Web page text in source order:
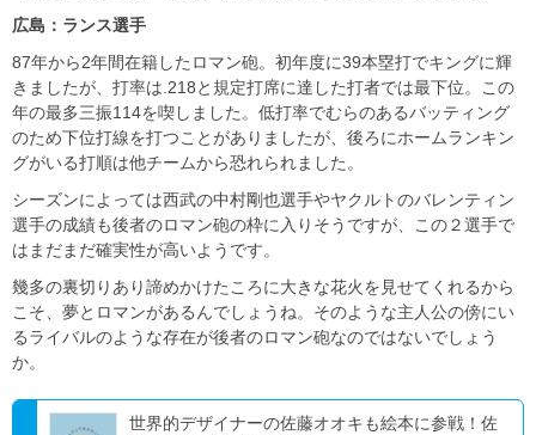
広島：ランス選手
87年から2年間在籍したロマン砲。初年度に39本塁打でキングに輝
きましたが、打率は.218と規定打席に達した打者では最下位。この
年の最多三振114を喫しました。低打率でむらのあるバッティング
のため下位打線を打つことがありましたが、後ろにホームランキン
グがいる打順は他チームから恐れられました。
シーズンによっては西武の中村剛也選手やヤクルトのバレンティン
選手の成績も後者のロマン砲の枠に入りそうですが、この２選手で
はまだまだ確実性が高いようです。
幾多の裏切りあり諦めかけたころに大きな花火を見せてくれるから
こそ、夢とロマンがあるんでしょうね。そのような主人公の傍にい
るライバルのような存在が後者のロマン砲なのではないでしょう
か。
世界的デザイナーの佐藤オオキも絵本に参戦！佐